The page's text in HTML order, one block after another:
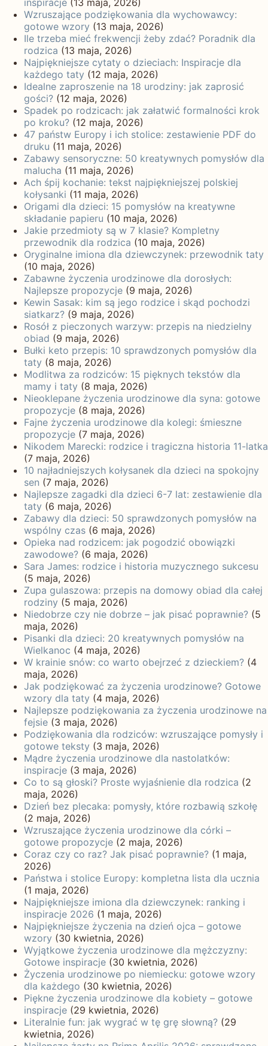
Wzruszające podziękowania dla wychowawcy:
gotowe wzory (13 maja, 2026)
Ile trzeba mieć frekwencji żeby zdać? Poradnik dla
rodzica (13 maja, 2026)
Najpiękniejsze cytaty o dzieciach: Inspiracje dla
każdego taty (12 maja, 2026)
Idealne zaproszenie na 18 urodziny: jak zaprosić
gości? (12 maja, 2026)
Spadek po rodzicach: jak załatwić formalności krok
po kroku? (12 maja, 2026)
47 państw Europy i ich stolice: zestawienie PDF do
druku (11 maja, 2026)
Zabawy sensoryczne: 50 kreatywnych pomysłów dla
malucha (11 maja, 2026)
Ach śpij kochanie: tekst najpiękniejszej polskiej
kołysanki (11 maja, 2026)
Origami dla dzieci: 15 pomysłów na kreatywne
składanie papieru (10 maja, 2026)
Jakie przedmioty są w 7 klasie? Kompletny
przewodnik dla rodzica (10 maja, 2026)
Oryginalne imiona dla dziewczynek: przewodnik taty
(10 maja, 2026)
Zabawne życzenia urodzinowe dla dorosłych:
Najlepsze propozycje (9 maja, 2026)
Kewin Sasak: kim są jego rodzice i skąd pochodzi
siatkarz? (9 maja, 2026)
Rosół z pieczonych warzyw: przepis na niedzielny
obiad (9 maja, 2026)
Bułki keto przepis: 10 sprawdzonych pomysłów dla
taty (8 maja, 2026)
Modlitwa za rodziców: 15 pięknych tekstów dla
mamy i taty (8 maja, 2026)
Nieoklepane życzenia urodzinowe dla syna: gotowe
propozycje (8 maja, 2026)
Fajne życzenia urodzinowe dla kolegi: śmieszne
propozycje (7 maja, 2026)
Nikodem Marecki: rodzice i tragiczna historia 11-latka
(7 maja, 2026)
10 najładniejszych kołysanek dla dzieci na spokojny
sen (7 maja, 2026)
Najlepsze zagadki dla dzieci 6-7 lat: zestawienie dla
taty (6 maja, 2026)
Zabawy dla dzieci: 50 sprawdzonych pomysłów na
wspólny czas (6 maja, 2026)
Opieka nad rodzicem: jak pogodzić obowiązki
zawodowe? (6 maja, 2026)
Sara James: rodzice i historia muzycznego sukcesu
(5 maja, 2026)
Zupa gulaszowa: przepis na domowy obiad dla całej
rodziny (5 maja, 2026)
Niedobrze czy nie dobrze – jak pisać poprawnie? (5
maja, 2026)
Pisanki dla dzieci: 20 kreatywnych pomysłów na
Wielkanoc (4 maja, 2026)
W krainie snów: co warto obejrzeć z dzieckiem? (4
maja, 2026)
Jak podziękować za życzenia urodzinowe? Gotowe
wzory dla taty (4 maja, 2026)
Najlepsze podziękowania za życzenia urodzinowe na
fejsie (3 maja, 2026)
Podziękowania dla rodziców: wzruszające pomysły i
gotowe teksty (3 maja, 2026)
Mądre życzenia urodzinowe dla nastolatków:
inspiracje (3 maja, 2026)
Co to są głoski? Proste wyjaśnienie dla rodzica (2
maja, 2026)
Dzień bez plecaka: pomysły, które rozbawią szkołę
(2 maja, 2026)
Wzruszające życzenia urodzinowe dla córki –
gotowe propozycje (2 maja, 2026)
Coraz czy co raz? Jak pisać poprawnie? (1 maja,
2026)
Państwa i stolice Europy: kompletna lista dla ucznia
(1 maja, 2026)
Najpiękniejsze imiona dla dziewczynek: ranking i
inspiracje 2026 (1 maja, 2026)
Najpiękniejsze życzenia na dzień ojca – gotowe
wzory (30 kwietnia, 2026)
Wyjątkowe życzenia urodzinowe dla mężczyzny:
Gotowe inspiracje (30 kwietnia, 2026)
Życzenia urodzinowe po niemiecku: gotowe wzory
dla każdego (30 kwietnia, 2026)
Piękne życzenia urodzinowe dla kobiety – gotowe
inspiracje (29 kwietnia, 2026)
Literalnie fun: jak wygrać w tę grę słowną? (29
kwietnia, 2026)